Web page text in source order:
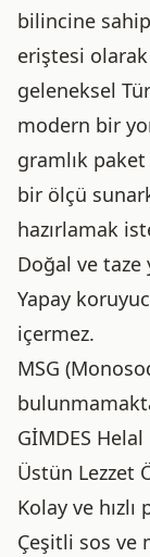
bilincine
eriştesi
geleneksel
modern bir
gramlık
bir ölçü
hazırlamak
Doğal ve
Yapay
içermez.
MSG
GİMDES Helal
Üstün Lezzet
Kolay ve
Çeşitli sos ve